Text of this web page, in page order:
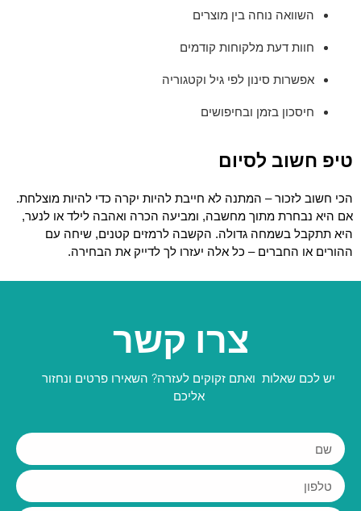
השוואה נוחה בין מוצרים
חוות דעת מלקוחות קודמים
אפשרות סינון לפי גיל וקטגוריה
חיסכון בזמן ובחיפושים
טיפ חשוב לסיום
ההורים או החברים – כל אלה יעזרו לך לדייק את הבחירה.
צרו קשר
יש לכם שאלות ואתם זקוקים לעזרה? השאירו פרטים ונחזור
אליכם